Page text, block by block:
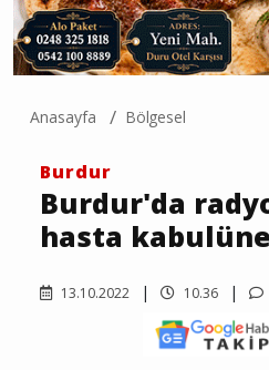
Anasayfa Bölgesel
Burdur
Burdur'da
hasta
13.10.2022 10.36